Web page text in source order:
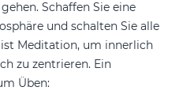
Schaffen Sie eine
und schalten Sie alle
Meditation, um innerlich
zu zentrieren. Ein
Üben: